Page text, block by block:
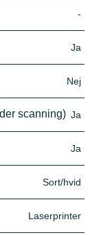
-
Ja
Nej
scanning) Ja
Ja
Sort/hvid
Laserprinter